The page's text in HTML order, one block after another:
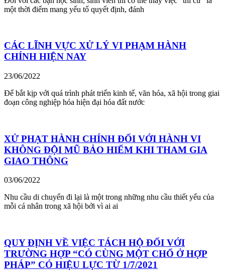
một thời điểm mang yếu tố quyết định, đánh
CÁC LĨNH VỰC XỬ LÝ VI PHẠM HÀNH
CHÍNH HIỆN NAY
23/06/2022
Để bắt kịp với quá trình phát triển kinh tế, văn hóa, xã hội trong giai
đoạn công nghiệp hóa hiện đại hóa đất nước
XỬ PHẠT HÀNH CHÍNH ĐỐI VỚI HÀNH VI
KHÔNG ĐỘI MŨ BẢO HIỂM KHI THAM GIA
GIAO THÔNG
03/06/2022
Nhu cầu di chuyển đi lại là một trong những nhu cầu thiết yếu của
mỗi cá nhân trong xã hội bởi vì ai ai
QUY ĐỊNH VỀ VIỆC TÁCH HỘ ĐỐI VỚI
TRƯỜNG HỢP “CÓ CÙNG MỘT CHỔ Ở HỢP
PHÁP” CÓ HIỆU LỰC TỪ 1/7/2021